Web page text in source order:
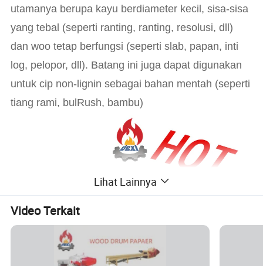
utamanya berupa kayu berdiameter kecil, sisa-sisa
yang tebal (seperti ranting, ranting, resolusi, dll)
dan woo tetap berfungsi (seperti slab, papan, inti
log, pelopor, dll). Batang ini juga dapat digunakan
untuk cip non-lignin sebagai bahan mentah (seperti
tiang rami, bulRush, bambu)
Lihat Lainnya
Video Terkait